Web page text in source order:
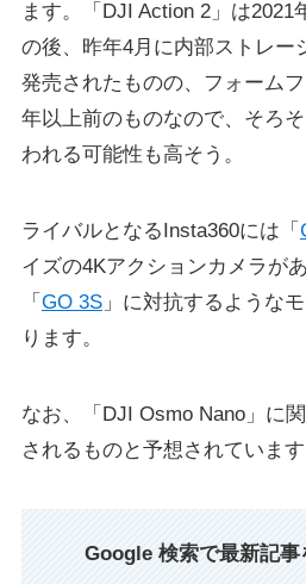
ます。「DJI Action 2」は2021
の後、昨年4月に内部ストレー
発売されたものの、フォーム
年以上前のものなので、そろ
われる可能性も高そう。
ライバルとなるInsta360には「
イズの4Kアクションカメラが
「 GO 3S」に対抗するような
ります。
なお、「DJI Osmo Nano」に
されるものと予想されています
Google 検索で最新記事